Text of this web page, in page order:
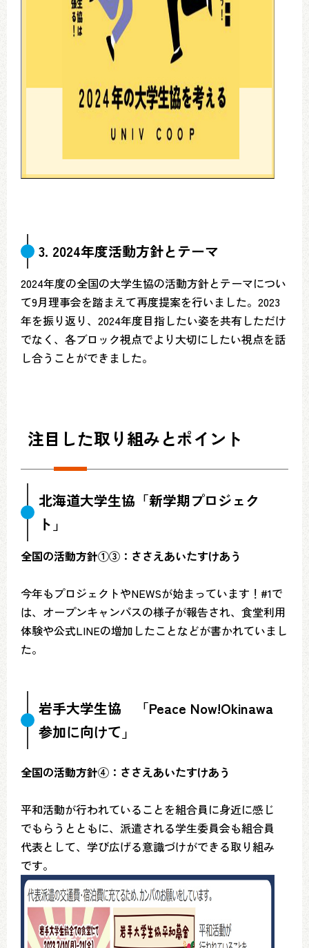
3. 2024年度活動方針とテーマ
2024年度の全国の大学生協の活動方針とテーマについ
て9月理事会を踏まえて再度提案を行いました。2023
年を振り返り、2024年度目指したい姿を共有しただけ
でなく、各ブロック視点でより大切にしたい視点を話
し合うことができました。
注目した取り組みとポイント
北海道大学生協「新学期プロジェク
ト」
全国の活動方針①③：ささえあいたすけあう
今年もプロジェクトやNEWSが始まっています！#1で
は、オープンキャンパスの様子が報告され、食堂利用
体験や公式LINEの増加したことなどが書かれていまし
た。
岩手大学生協 「Peace Now!Okinawa
参加に向けて」
全国の活動方針④：ささえあいたすけあう
平和活動が行われていることを組合員に身近に感じ
でもらうとともに、派遣される学生委員会も組合員
代表として、学び広げる意識づけができる取り組み
です。